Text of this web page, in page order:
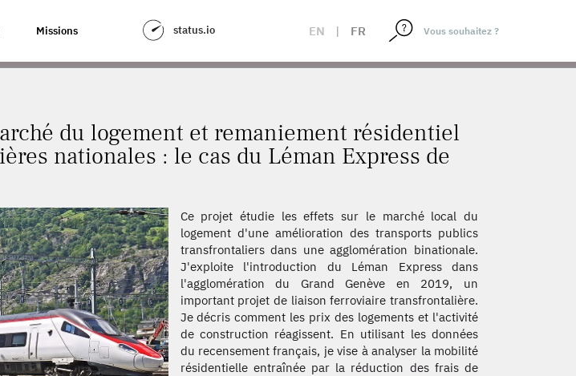
Missions status.io EN | FR
AU-DELÀ DES FRONTIÈRES NATIONALES : LE CAS DU LÉMAN EXPRESS DE GENÈVE
du logement et remaniement résidentiel
nationales : le cas du Léman Express de
Ce projet étudie les effets sur le marché local du
logement d'une amélioration des transports publics
transfrontaliers dans une agglomération binationale.
J'exploite l'introduction du Léman Express dans
l'agglomération du Grand Genève en 2019, un
important projet de liaison ferroviaire transfrontalière.
Je décris comment les prix des logements et l'activité
de construction réagissent. En utilisant les données
du recensement français, je vise à analyser la mobilité
résidentielle entraînée par la réduction des frais de